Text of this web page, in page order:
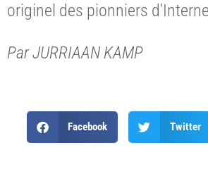
originel des pionniers
Par JURRIAAN KAMP
Facebook Twitter